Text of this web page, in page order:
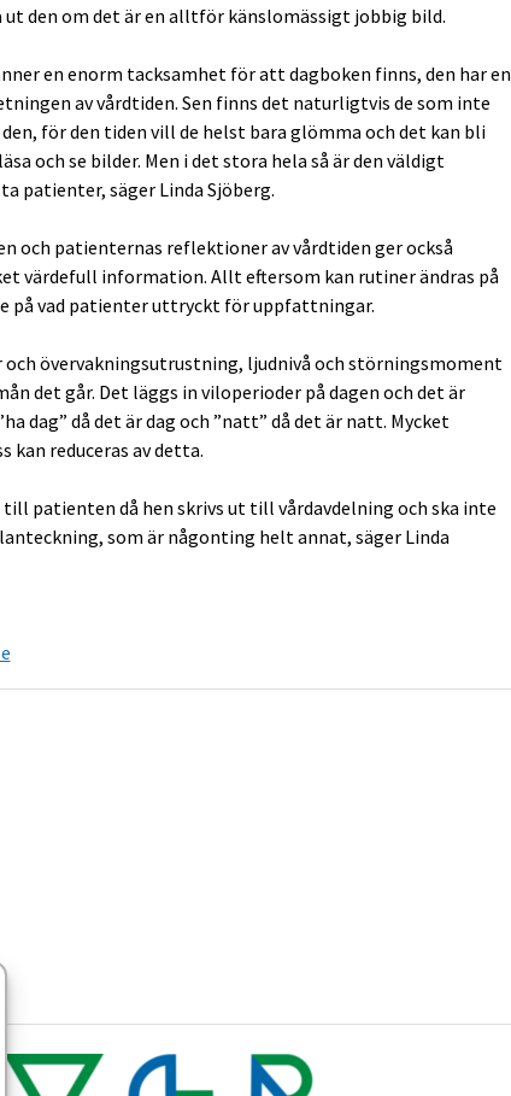
den om det är en alltför känslomässigt jobbig bild.
en enorm tacksamhet för att dagboken finns, den har en
av vårdtiden. Sen finns det naturligtvis de som inte
för den tiden vill de helst bara glömma och det kan bli
och se bilder. Men i det stora hela så är den väldigt
patienter, säger Linda Sjöberg.
och patienternas reflektioner av vårdtiden ger också
värdefull information. Allt eftersom kan rutiner ändras på
på vad patienter uttryckt för uppfattningar.
och övervakningsutrustning, ljudnivå och störningsmoment
det går. Det läggs in viloperioder på dagen och det är
dag” då det är dag och ”natt” då det är natt. Mycket
kan reduceras av detta.
patienten då hen skrivs ut till vårdavdelning och ska inte
som är någonting helt annat, säger Linda